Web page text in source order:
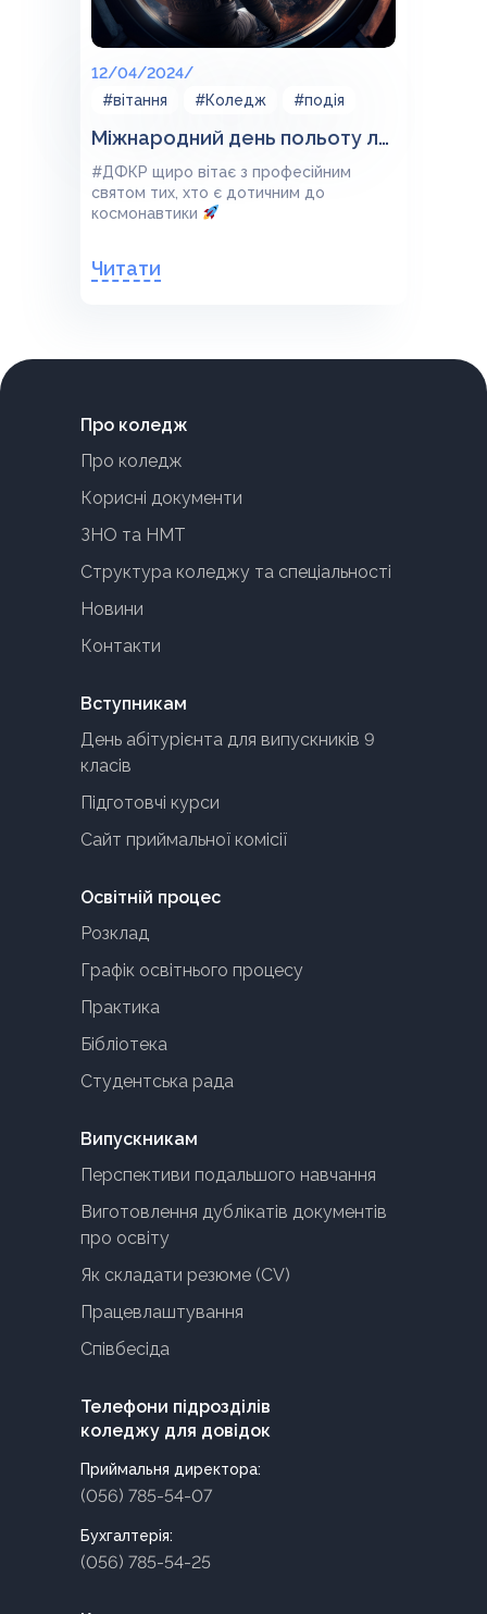
12/04/2024/
#вітання
#Коледж #подія
Міжнародний день польоту людини в космос
#ДФКР щиро вітає з професійним
святом тих, хто є дотичним до
космонавтики
Читати
Про коледж
Про коледж
Корисні документи
ЗНО та НМТ
Структура коледжу та спеціальності
Новини
Контакти
Вступникам
День абітурієнта для випускників 9
класів
Підготовчі курси
Сайт приймальної комісії
Освітній процес
Розклад
Графік освітнього процесу
Практика
Бібліотека
Студентська рада
Випускникам
Перспективи подальшого навчання
Виготовлення дублікатів документів
про освіту
Як складати резюме (CV)
Працевлаштування
Співбесіда
Телефони підрозділів
коледжу для довідок
Приймальня директора:
(056) 785-54-07
Бухгалтерія:
(056) 785-54-25